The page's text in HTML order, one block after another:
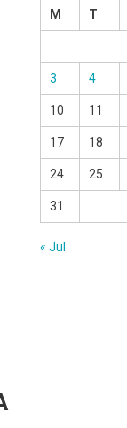
M
T
3 4
10 11
17 18
24 25
31
« Jul